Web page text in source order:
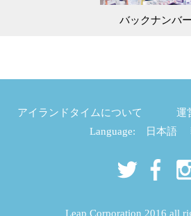
バックナンバー
アイランドタイムについて 運
Language:
日本語
Leap Corporation 2016 all